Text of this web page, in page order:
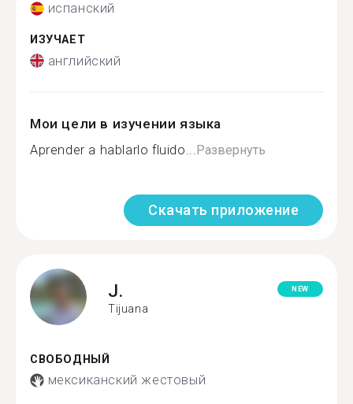
испанский
ИЗУЧАЕТ
английский
Мои цели в изучении языка
Aprender a hablarlo fluido... Развернуть
Скачать приложение
J.
Tijuana
NEW
СВОБОДНЫЙ
мексиканский жестовый